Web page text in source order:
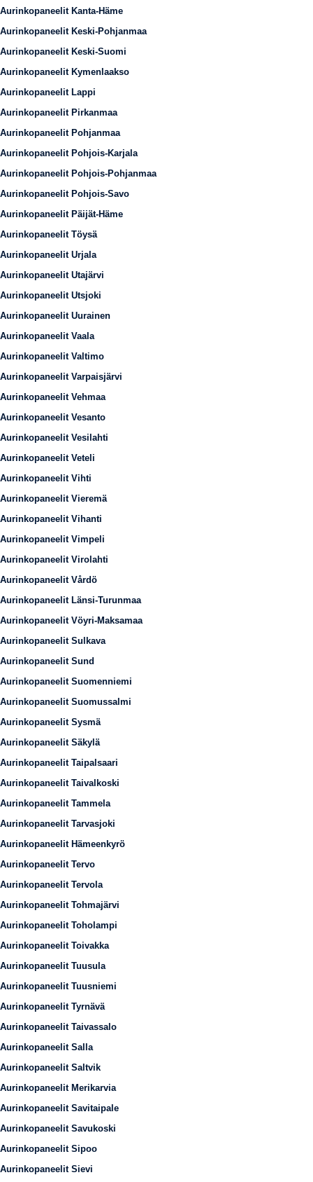
Aurinkopaneelit Kanta-Häme
Aurinkopaneelit Keski-Pohjanmaa
Aurinkopaneelit Keski-Suomi
Aurinkopaneelit Kymenlaakso
Aurinkopaneelit Lappi
Aurinkopaneelit Pirkanmaa
Aurinkopaneelit Pohjanmaa
Aurinkopaneelit Pohjois-Karjala
Aurinkopaneelit Pohjois-Pohjanmaa
Aurinkopaneelit Pohjois-Savo
Aurinkopaneelit Päijät-Häme
Aurinkopaneelit Töysä
Aurinkopaneelit Urjala
Aurinkopaneelit Utajärvi
Aurinkopaneelit Utsjoki
Aurinkopaneelit Uurainen
Aurinkopaneelit Vaala
Aurinkopaneelit Valtimo
Aurinkopaneelit Varpaisjärvi
Aurinkopaneelit Vehmaa
Aurinkopaneelit Vesanto
Aurinkopaneelit Vesilahti
Aurinkopaneelit Veteli
Aurinkopaneelit Vihti
Aurinkopaneelit Vieremä
Aurinkopaneelit Vihanti
Aurinkopaneelit Vimpeli
Aurinkopaneelit Virolahti
Aurinkopaneelit Vårdö
Aurinkopaneelit Länsi-Turunmaa
Aurinkopaneelit Vöyri-Maksamaa
Aurinkopaneelit Sulkava
Aurinkopaneelit Sund
Aurinkopaneelit Suomenniemi
Aurinkopaneelit Suomussalmi
Aurinkopaneelit Sysmä
Aurinkopaneelit Säkylä
Aurinkopaneelit Taipalsaari
Aurinkopaneelit Taivalkoski
Aurinkopaneelit Tammela
Aurinkopaneelit Tarvasjoki
Aurinkopaneelit Hämeenkyrö
Aurinkopaneelit Tervo
Aurinkopaneelit Tervola
Aurinkopaneelit Tohmajärvi
Aurinkopaneelit Toholampi
Aurinkopaneelit Toivakka
Aurinkopaneelit Tuusula
Aurinkopaneelit Tuusniemi
Aurinkopaneelit Tyrnävä
Aurinkopaneelit Taivassalo
Aurinkopaneelit Salla
Aurinkopaneelit Saltvik
Aurinkopaneelit Merikarvia
Aurinkopaneelit Savitaipale
Aurinkopaneelit Savukoski
Aurinkopaneelit Sipoo
Aurinkopaneelit Sievi